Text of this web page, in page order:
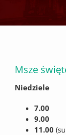
Msze
Niedziele
7.00
9.00
11.00